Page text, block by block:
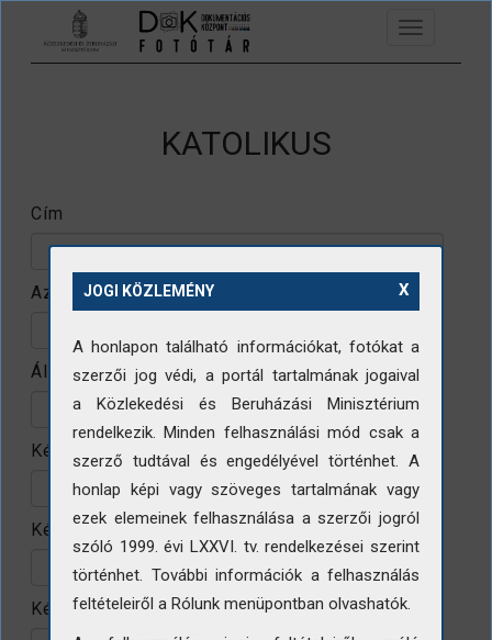
Ugrás a tartalomra
Toggle
navigation
KATOLIKUS
Cím
Azonosító
Állomány
Készítő
Készítés helye
Készítés évtizede
X
JOGI KÖZLEMÉNY
A honlapon található információkat, fotókat a
szerzői jog védi, a portál tartalmának jogaival
a Közlekedési és Beruházási Minisztérium
rendelkezik. Minden felhasználási mód csak a
szerző tudtával és engedélyével történhet. A
honlap képi vagy szöveges tartalmának vagy
ezek elemeinek felhasználása a szerzői jogról
szóló 1999. évi LXXVI. tv. rendelkezései szerint
történhet. További információk a felhasználás
feltételeiről a Rólunk menüpontban olvashatók.